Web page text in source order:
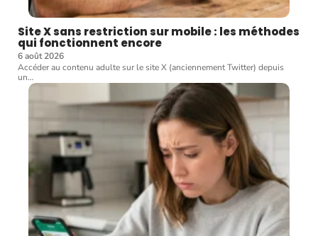
Site X sans restriction sur mobile : les méthodes
qui fonctionnent encore
6 août 2026
Accéder au contenu adulte sur le site X (anciennement Twitter) depuis
un…